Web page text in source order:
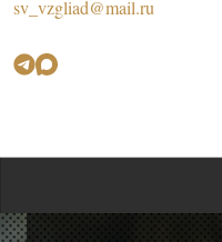
sv_vzgliad@mail.ru